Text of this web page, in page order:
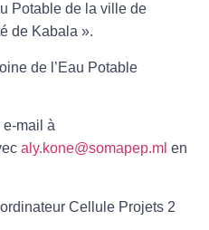
Potable de la ville de
de Kabala ».
de l’Eau Potable
e-mail à
aly.kone@somapep.ml en
Cellule Projets 2